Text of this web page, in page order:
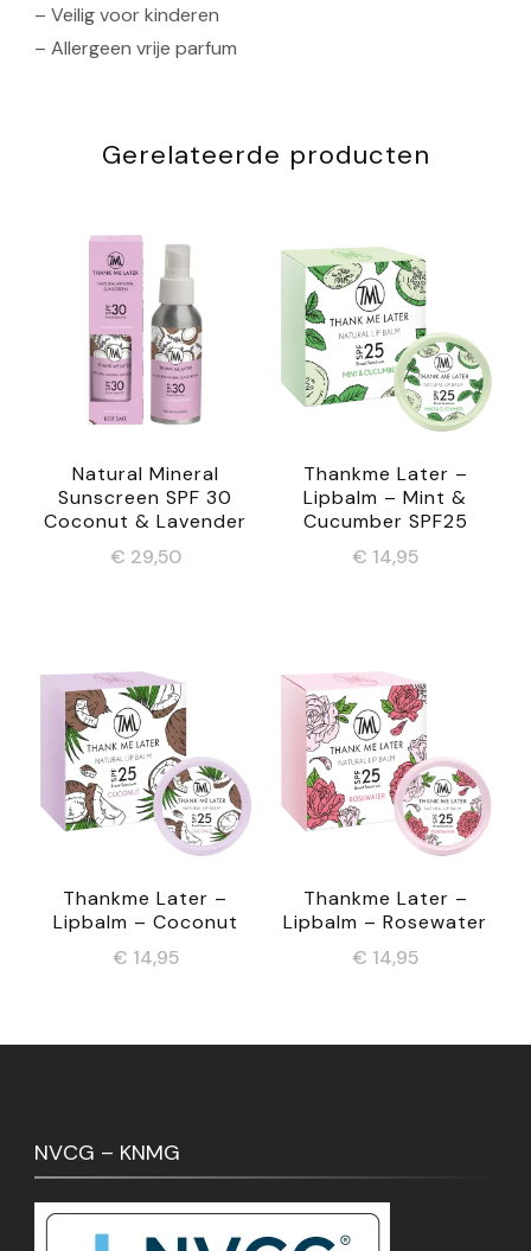
– Veilig voor kinderen
– Allergeen vrije parfum
Gerelateerde producten
Natural Mineral
Sunscreen SPF 30
Coconut & Lavender
€ 29,50
Thankme Later –
Lipbalm – Mint &
Cucumber SPF25
€ 14,95
Thankme Later –
Lipbalm – Coconut
€ 14,95
Thankme Later –
Lipbalm – Rosewater
€ 14,95
NVCG – KNMG